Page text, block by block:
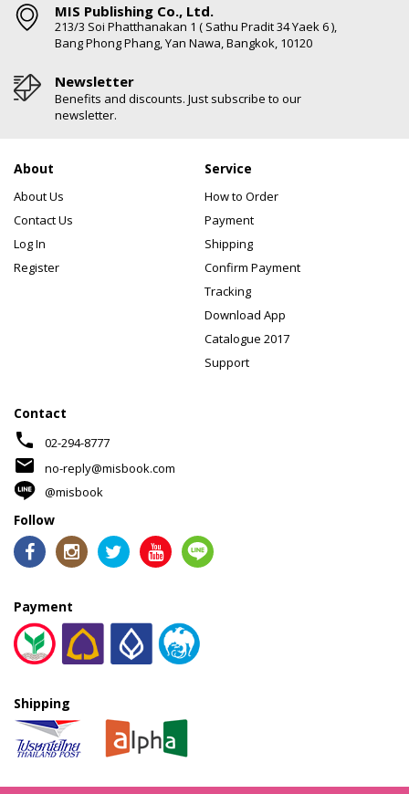
MIS Publishing Co., Ltd.
213/3 Soi Phatthanakan 1 ( Sathu Pradit 34 Yaek 6 ),
Bang Phong Phang, Yan Nawa, Bangkok, 10120
Newsletter
Benefits and discounts. Just subscribe to our
newsletter.
About
About Us
Contact Us
Log In
Register
Service
How to Order
Payment
Shipping
Confirm Payment
Tracking
Download App
Catalogue 2017
Support
Contact
phone 02-294-8777
mail
no-reply@misbook.com
@misbook
Follow
Payment
Shipping